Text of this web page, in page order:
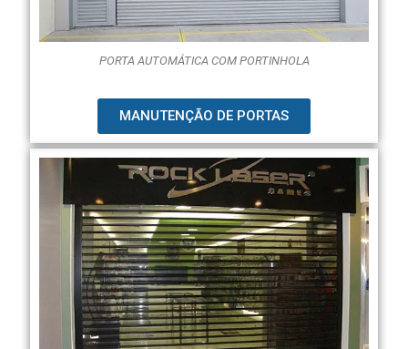
PORTA AUTOMÁTICA COM PORTINHOLA
MANUTENÇÃO DE PORTAS